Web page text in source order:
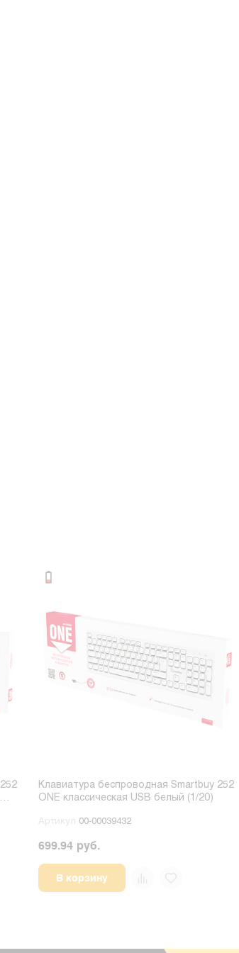
Клавиатура беспроводная Smartbuy 252
ONE классическая USB белый (1/20)
Артикул 00-00039432
699.94 руб.
В корзину